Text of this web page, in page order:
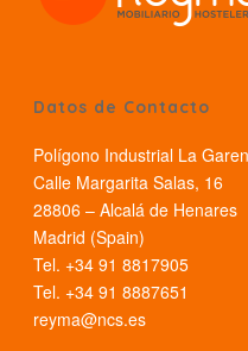
Datos de Contacto
Polígono Industrial La
Calle Margarita Salas, 16
28806 – Alcalá de Henares
Madrid (Spain)
Tel. +34 91 8817905
Tel. +34 91 8887651
reyma@ncs.es